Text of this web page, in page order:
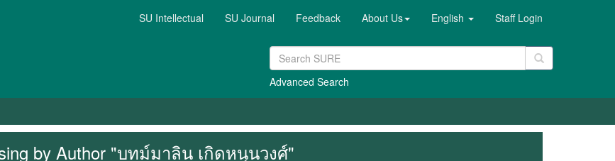
SU Intellectual SU Journal Feedback About Us English Staff Login
Advanced Search
by Author "บทม์มาลิน เกิดหนุนวงศ์"